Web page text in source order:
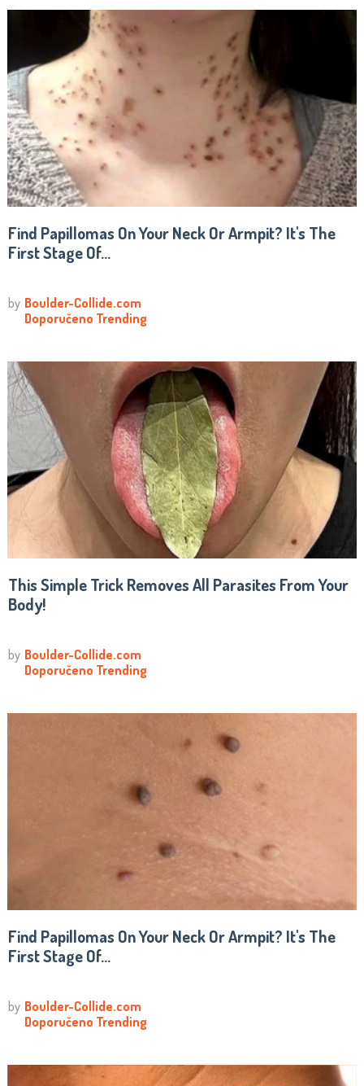
Find Papillomas On Your Neck Or Armpit? It's The
First Stage Of...
This Simple Trick Removes All Parasites From Your
Body!
Find Papillomas On Your Neck Or Armpit? It's The
First Stage Of...